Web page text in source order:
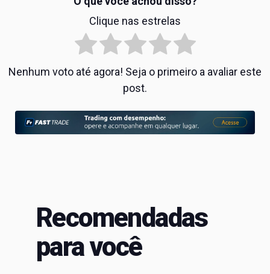
Clique nas estrelas
Nenhum voto até agora! Seja o primeiro a avaliar este
post.
Recomendadas
para você